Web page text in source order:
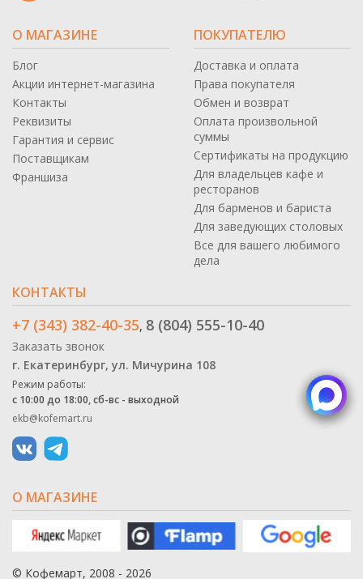
О МАГАЗИНЕ
Блог
Акции интернет-магазина
Контакты
Реквизиты
Гарантия и сервис
Поставщикам
Франшиза
ПОКУПАТЕЛЮ
Доставка и оплата
Права покупателя
Обмен и возврат
Оплата произвольной
суммы
Сертификаты на продукцию
Для владельцев кафе и
ресторанов
Для барменов и бариста
Для заведующих столовых
Все для вашего любимого
дела
КОНТАКТЫ
+7 (343) 382-40-35, 8 (804) 555-10-40
Заказать звонок
г. Екатеринбург, ул. Мичурина 108
Режим работы:
с 10:00 до 18:00, сб-вс - выходной
ekb@kofemart.ru
О МАГАЗИНЕ
© Кофемарт, 2008 - 2026